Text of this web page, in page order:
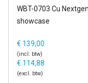
1-2 dagen
WBT-0703 Cu
showcase
€ 139,00
(incl. btw)
€ 114,88
(excl. btw)